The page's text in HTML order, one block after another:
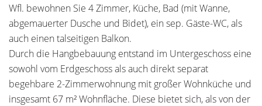
Wfl. bewohnen Sie 4 Zimmer, Küche, Bad (mit Wanne,
abgemauerter Dusche und Bidet), ein sep. Gäste-WC, als
auch einen talseitigen Balkon.
Durch die Hangbebauung entstand im Untergeschoss eine
sowohl vom Erdgeschoss als auch direkt separat
begehbare 2-Zimmerwohnung mit großer Wohnküche und
insgesamt 67 m² Wohnfläche. Diese bietet sich, als von der